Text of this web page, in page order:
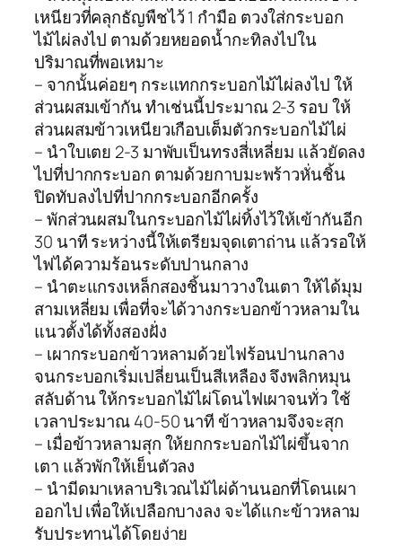
เหนียวที่คลุกธัญพืชไว้ 1 กำมือ ตวงใส่กระบอก
ไม้ไผ่ลงไป ตามด้วยหยอดน้ำกะทิลงไปใน
ปริมาณที่พอเหมาะ
– จากนั้นค่อยๆ กระแทกกระบอกไม้ไผ่ลงไป ให้
ส่วนผสมเข้ากัน ทำเช่นนี้ประมาณ 2-3 รอบ ให้
ส่วนผสมข้าวเหนียวเกือบเต็มตัวกระบอกไม้ไผ่
– นำใบเตย 2-3 มาพับเป็นทรงสี่เหลี่ยม แล้วยัดลง
ไปที่ปากกระบอก ตามด้วยกาบมะพร้าวหั่นชิ้น
ปิดทับลงไปที่ปากกระบอกอีกครั้ง
– พักส่วนผสมในกระบอกไม้ไผ่ทิ้งไว้ให้เข้ากันอีก
30 นาที ระหว่างนี้ให้เตรียมจุดเตาถ่าน แล้วรอให้
ไฟได้ความร้อนระดับปานกลาง
– นำตะแกรงเหล็กสองชิ้นมาวางในเตา ให้ได้มุม
สามเหลี่ยม เพื่อที่จะได้วางกระบอกข้าวหลามใน
แนวตั้งได้ทั้งสองฝั่ง
– เผากระบอกข้าวหลามด้วยไฟร้อนปานกลาง
จนกระบอกเริ่มเปลี่ยนเป็นสีเหลือง จึงพลิกหมุน
สลับด้าน ให้กระบอกไม้ไผ่โดนไฟเผาจนทั่ว ใช้
เวลาประมาณ 40-50 นาที ข้าวหลามจึงจะสุก
– เมื่อข้าวหลามสุก ให้ยกกระบอกไม้ไผ่ขึ้นจาก
เตา แล้วพักให้เย็นตัวลง
– นำมีดมาเหลาบริเวณไม้ไผ่ด้านนอกที่โดนเผา
ออกไป เพื่อให้เปลือกบางลง จะได้แกะข้าวหลาม
รับประทานได้โดยง่าย